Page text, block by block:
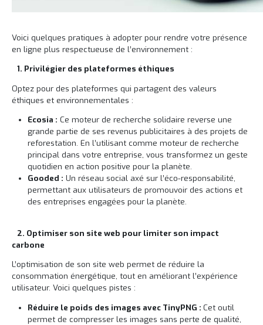
Voici quelques pratiques à adopter pour rendre votre présence
en ligne plus respectueuse de l’environnement :
1. Privilégier des plateformes éthiques
Optez pour des plateformes qui partagent des valeurs
éthiques et environnementales :
Ecosia : Ce moteur de recherche solidaire reverse une
grande partie de ses revenus publicitaires à des projets de
reforestation. En l’utilisant comme moteur de recherche
principal dans votre entreprise, vous transformez un geste
quotidien en action positive pour la planète.
Gooded : Un réseau social axé sur l’éco-responsabilité,
permettant aux utilisateurs de promouvoir des actions et
des entreprises engagées pour la planète.
2. Optimiser son site web pour limiter son impact
carbone
L’optimisation de son site web permet de réduire la
consommation énergétique, tout en améliorant l’expérience
utilisateur. Voici quelques pistes :
Réduire le poids des images avec TinyPNG :Cet outil
permet de compresser les images sans perte de qualité,